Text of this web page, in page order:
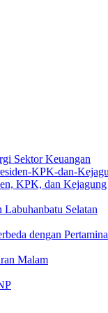
Sektor Keuangan
KPK, dan Kejagung
Selatan
dengan Pertamina
Malam